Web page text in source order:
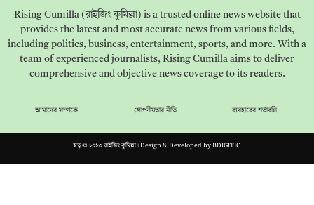
Rising Cumilla (রাইজিং কুমিল্লা) is a trusted online news website that
provides the latest and most accurate news from various fields,
including politics, business, entertainment, sports, and more. With a
team of experienced journalists, Rising Cumilla aims to deliver
comprehensive and objective news coverage to its readers.
আমাদের সম্পর্কে গোপনীয়তার নীতি ব্যবহারের শর্তাবলি
স্বত্ব © ২০২৩ রাইজিং কুমিল্লা। Design & Developed byBDIGITIC